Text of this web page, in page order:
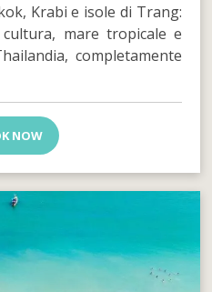
Krabi e isole di Trang:
mare tropicale e
completamente
NOW